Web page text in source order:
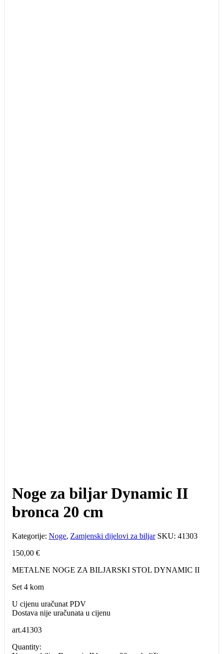
Noge za biljar Dynamic II
bronca 20 cm
Kategorije: Noge, Zamjenski dijelovi za biljar SKU: 41303
150,00 €
METALNE NOGE ZA BILJARSKI STOL DYNAMIC II
Set 4 kom
U cijenu uračunat PDV
Dostava nije uračunata u cijenu
art.41303
Quantity: